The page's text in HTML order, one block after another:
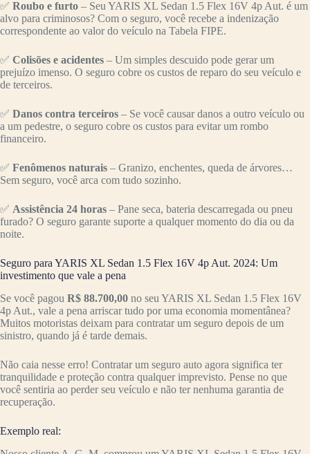
✅ Roubo e furto – Seu YARIS XL Sedan 1.5 Flex 16V 4p Aut. é um
alvo para criminosos? Com o seguro, você recebe a indenização
correspondente ao valor do veículo na Tabela FIPE.
✅ Colisões e acidentes – Um simples descuido pode gerar um
prejuízo imenso. O seguro cobre os custos de reparo do seu veículo e
de terceiros.
✅ Danos contra terceiros – Se você causar danos a outro veículo ou
a um pedestre, o seguro cobre os custos para evitar um rombo
financeiro.
✅ Fenômenos naturais – Granizo, enchentes, queda de árvores…
Sem seguro, você arca com tudo sozinho.
✅ Assistência 24 horas – Pane seca, bateria descarregada ou pneu
furado? O seguro garante suporte a qualquer momento do dia ou da
noite.
Seguro para YARIS XL Sedan 1.5 Flex 16V 4p Aut. 2024: Um
investimento que vale a pena
Se você pagou R$ 88.700,00 no seu YARIS XL Sedan 1.5 Flex 16V
4p Aut., vale a pena arriscar tudo por uma economia momentânea?
Muitos motoristas deixam para contratar um seguro depois de um
sinistro, quando já é tarde demais.
Não caia nesse erro! Contratar um seguro auto agora significa ter
tranquilidade e proteção contra qualquer imprevisto. Pense no que
você sentiria ao perder seu veículo e não ter nenhuma garantia de
recuperação.
Exemplo real: